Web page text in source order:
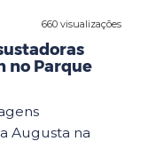
660 visualizações
no Parque
Augusta na